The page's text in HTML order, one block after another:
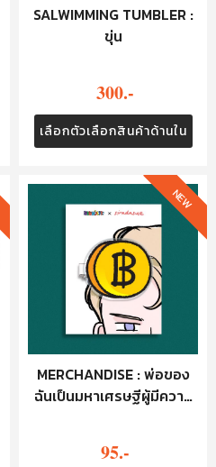
SALWIMMING TUMBLER :
ขุ่น
300.-
เลือกตัวเลือกสินค้าด้านใน
MERCHANDISE : พ่อของ
ฉันเป็นมหาเศรษฐีผู้มีความ
95.-
NEW